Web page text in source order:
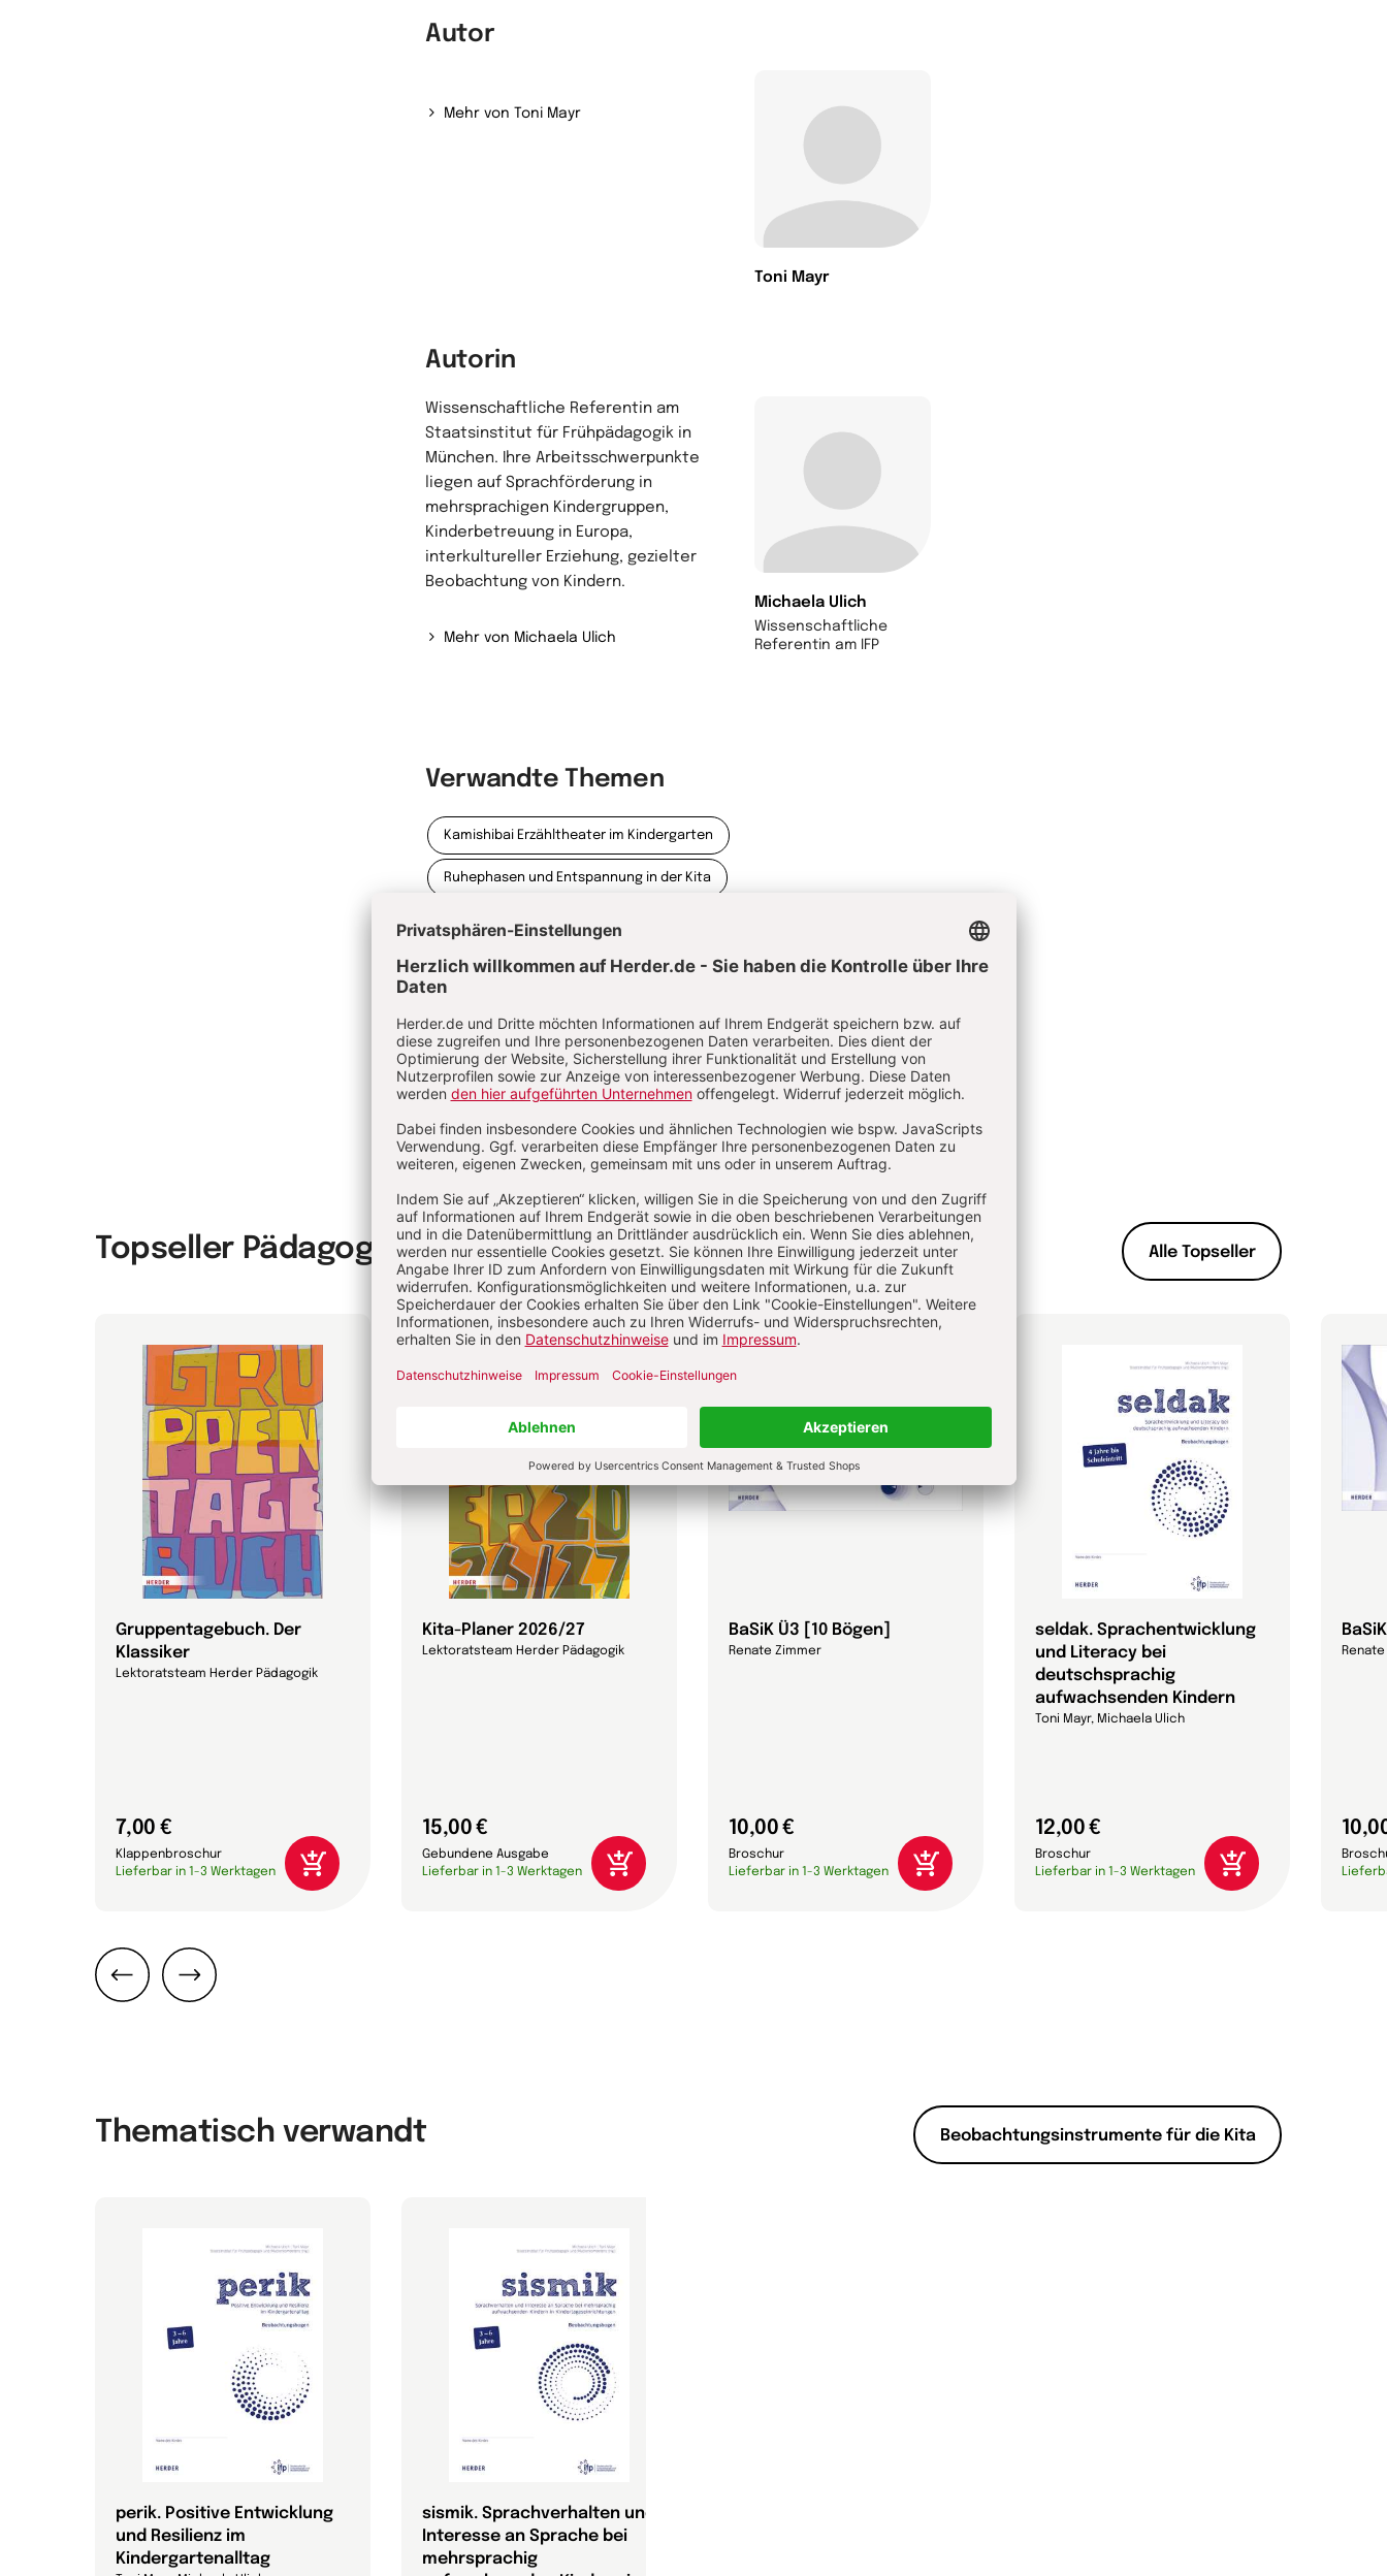
Autor
Toni Mayr
Mehr von Toni Mayr
Autorin
Michaela Ulich
Wissenschaftliche
Referentin am IFP
Wissenschaftliche Referentin am
Staatsinstitut für Frühpädagogik in
München. Ihre Arbeitsschwerpunkte
liegen auf Sprachförderung in
mehrsprachigen Kindergruppen,
Kinderbetreuung in Europa,
interkultureller Erziehung, gezielter
Beobachtung von Kindern.
Mehr von Michaela Ulich
Verwandte Themen
Kamishibai Erzähltheater im Kindergarten
Ruhephasen und Entspannung in der Kita
dokumentieren
dokumentieren
Wörterzauber statt Sprachgewalt Wahrnehmendes Beobachten
Topseller Pädagogik & Kinderbuch Alle Topseller
Gruppentagebuch. Der
Klassiker
Lektoratsteam Herder Pädagogik
7,00 €
Klappenbroschur
Lieferbar in 1-3 Werktagen
Kita-Planer 2026/27
Lektoratsteam Herder Pädagogik
15,00 €
Gebundene Ausgabe
Lieferbar in 1-3 Werktagen
BaSiK Ü3 [10 Bögen]
Renate Zimmer
10,00 €
Broschur
Lieferbar in 1-3 Werktagen
seldak. Sprachentwicklung
und Literacy bei
deutschsprachig
aufwachsenden Kindern
Toni Mayr, Michaela Ulich
12,00 €
Broschur
Lieferbar in 1-3 Werktagen
Thematisch verwandt Beobachtungsinstrumente für die Kita
perik. Positive Entwicklung
und Resilienz im
Kindergartenalltag
sismik. Sprachverhalten und
Interesse an Sprache bei
mehrsprachig